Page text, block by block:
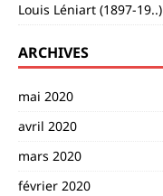
Louis Léniart (1897-19..)
ARCHIVES
mai 2020
avril 2020
mars 2020
février 2020